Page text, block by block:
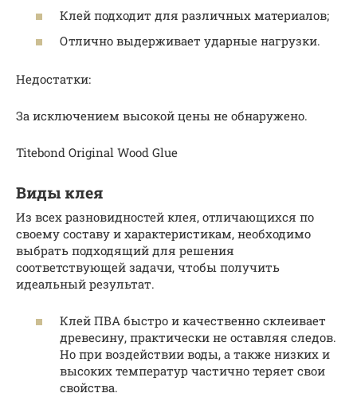
Клей подходит для различных материалов;
Отлично выдерживает ударные нагрузки.
Недостатки:
За исключением высокой цены не обнаружено.
Titebond Original Wood Glue
Виды клея
Из всех разновидностей клея, отличающихся по
своему составу и характеристикам, необходимо
выбрать подходящий для решения
соответствующей задачи, чтобы получить
идеальный результат.
Клей ПВА быстро и качественно склеивает
древесину, практически не оставляя следов.
Но при воздействии воды, а также низких и
высоких температур частично теряет свои
свойства.